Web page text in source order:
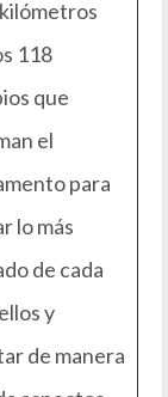
118
que
el
para
lo más
de cada
y
de manera